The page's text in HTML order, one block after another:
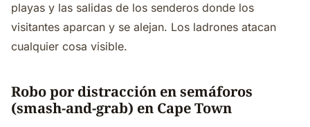
playas y las salidas de los senderos donde los
visitantes aparcan y se alejan. Los ladrones atacan
cualquier cosa visible.
Robo por distracción en semáforos
(smash-and-grab) en Cape Town